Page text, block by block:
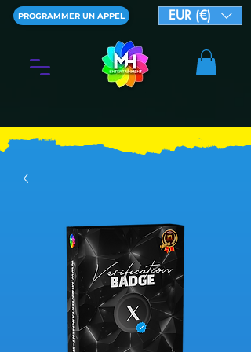
PROGRAMMER UN APPEL EUR (€)